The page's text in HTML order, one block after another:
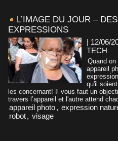
L’IMAGE DU JOUR –
EXPRESSIONS
| 12/06/
TECH
Quand
appareil
qu'il
les concernant! Il vous faut un
travers l’appareil et l'autre attend
appareil photo, expression
robot, visage